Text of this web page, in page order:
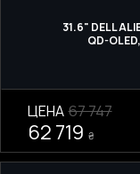
31.6" DELL
QD-
ЦЕНА 67 747
62 719 ₴